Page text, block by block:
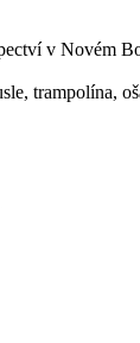
v Novém
trampolína,